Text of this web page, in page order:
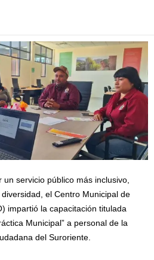
servicio público más inclusivo,
el Centro Municipal de
impartió la capacitación titulada
Municipal” a personal de la
del Suroriente.